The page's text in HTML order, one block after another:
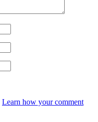
Learn how your comment